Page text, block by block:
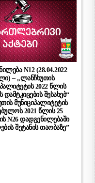
N12 (28.04.2022
– ,,ლანჩხუთის
2022 წლის
დამტკიცების შესახებ“
მუნიციპალიტეტის
2021 წლის 25
N26 დადგენილებაში
შეტანის თაობაზე”